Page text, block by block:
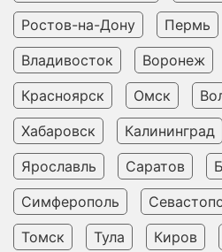
Ростов-на-Дону
Пермь
Владивосток
Воронеж
Красноярск
Омск
Хабаровск
Калининград
Ярославль
Саратов
Симферополь
Томск
Тула Киров